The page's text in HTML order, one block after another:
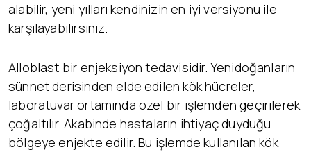
alabilir, yeni yılları kendinizin en iyi versiyonu ile
karşılayabilirsiniz.
Alloblast bir enjeksiyon tedavisidir. Yenidoğanların
sünnet derisinden elde edilen kök hücreler,
laboratuvar ortamında özel bir işlemden geçirilerek
çoğaltılır. Akabinde hastaların ihtiyaç duyduğu
bölgeye enjekte edilir. Bu işlemde kullanılan kök